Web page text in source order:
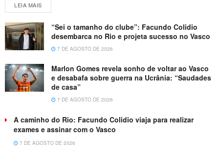
LEIA MAIS
“Sei o tamanho do clube”: Facundo Colidio
desembarca no Rio e projeta sucesso no Vasco
7 DE AGOSTO DE 2026
Marlon Gomes revela sonho de voltar ao Vasco
e desabafa sobre guerra na Ucrânia: “Saudades
de casa”
7 DE AGOSTO DE 2026
A caminho do Rio: Facundo Colidio viaja para realizar
exames e assinar com o Vasco
7 DE AGOSTO DE 2026